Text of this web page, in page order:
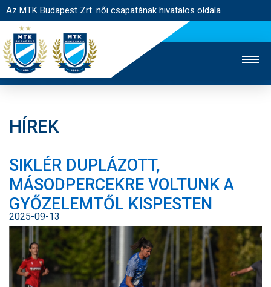
Az MTK Budapest Zrt. női csapatának hivatalos oldala
JEGYÉRTÉKESÍTÉS
WEBSHOP
EGYESÜLET
KAPCSOLAT
NYITÓLAP
HÍREK
CSAPAT
HÍREK
SIKLÉR DUPLÁZOTT,
MÁSODPERCEKRE VOLTUNK A
GYŐZELEMTŐL KISPESTEN
2025-09-13